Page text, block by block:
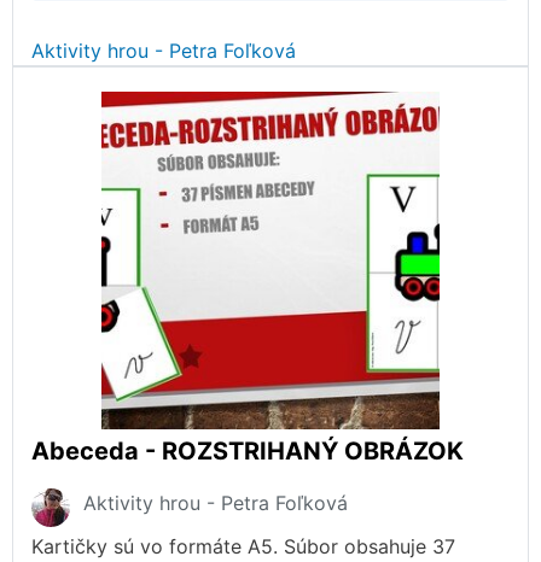
Aktivity hrou - Petra Foľková
Abeceda - ROZSTRIHANÝ OBRÁZOK
Aktivity hrou - Petra Foľková
Kartičky sú vo formáte A5. Súbor obsahuje 37